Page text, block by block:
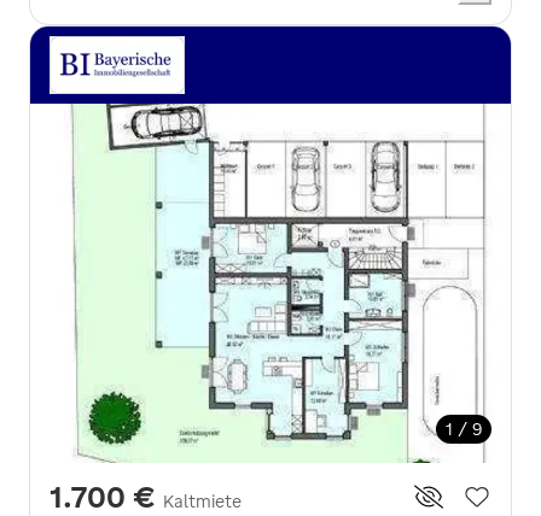
1 / 9
1.700 € Kaltmiete